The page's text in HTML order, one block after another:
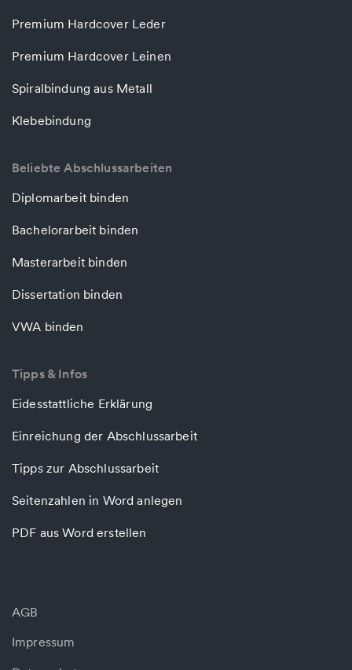
Premium Hardcover Leder
Premium Hardcover Leinen
Spiralbindung aus Metall
Klebebindung
Beliebte Abschlussarbeiten
Diplomarbeit binden
Bachelorarbeit binden
Masterarbeit binden
Dissertation binden
VWA binden
Tipps & Infos
Eidesstattliche Erklärung
Einreichung der Abschlussarbeit
Tipps zur Abschlussarbeit
Seitenzahlen in Word anlegen
PDF aus Word erstellen
AGB
Impressum